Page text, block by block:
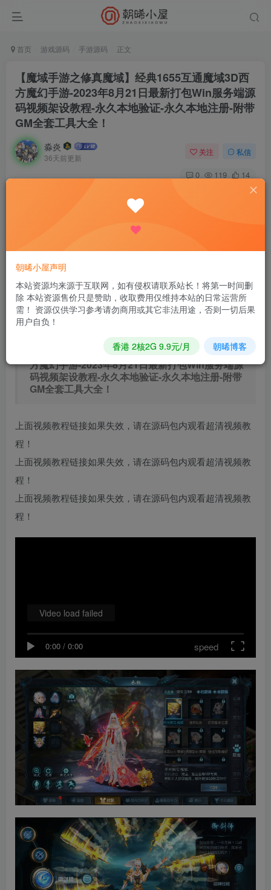
首页 游戏源码 手游源码 正文
【魔域手游之修真魔域】经典1655互通魔域3D西
方魔幻手游-2023年8月21日最新打包Win服务端源
码视频架设教程-永久本地验证-永久本地注册-附带
GM全套工具大全！
淼炎
36天前更新
关注 私信
0 119 14
此内容为付费资源，请付费后查看
R9.9 R18.8
普通会员
立即购买
您当前未登录！建议登陆后购买，可保存购买订单
【魔域手游之修真魔域】经典1655互通魔域3D西
方魔幻手游-2023年8月21日最新打包Win服务端源
码视频架设教程-永久本地验证-永久本地注册-附带
GM全套工具大全！
上面视频教程链接如果失效，请在源码包内观看超清视频教
程！
上面视频教程链接如果失效，请在源码包内观看超清视频教
程！
上面视频教程链接如果失效，请在源码包内观看超清视频教
程！
0:00 / 0:00 speed
Video load failed
朝晞小屋声明
本站资源均来源于互联网，如有侵权请联系站长！将第一时间删
除 本站资源售价只是赞助，收取费用仅维持本站的日常运营所
需！ 资源仅供学习参考请勿商用或其它非法用途，否则一切后果
用户自负！
香港 2核2G 9.9元/月 朝晞博客